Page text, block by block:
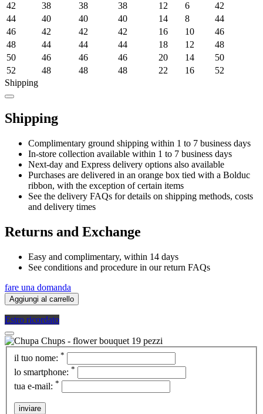
42 38 38 38 12 6
42
44
40 40 40 14 8
44
46
42 42 42 16 10
46
48
44 44 44 18 12
48
50
46 46 46 20 14
50
52
48 48 48 22 16
52
Shipping
Shipping
Complimentary ground shipping within 1 to 7 business days
In-store collection available within 1 to 7 business days
Next-day and Express delivery options also available
Purchases are delivered in an orange box tied with a Bolduc
ribbon, with the exception of certain items
See the delivery FAQs for details on shipping methods, costs
and delivery times
Returns and Exchange
Easy and complimentary, within 14 days
See conditions and procedure in our return FAQs
fare una domanda
Aggiungi al carrello
Estro ricordato
il tuo nome: *
lo smartphone: *
tua e-mail: *
inviare